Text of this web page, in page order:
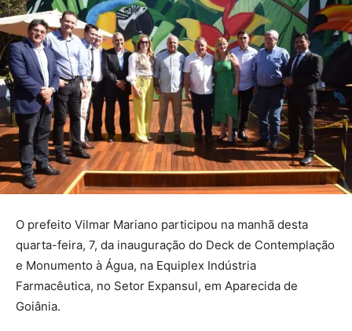
O prefeito Vilmar Mariano participou na manhã desta
quarta-feira, 7, da inauguração do Deck de Contemplação
e Monumento à Água, na Equiplex Indústria
Farmacêutica, no Setor Expansul, em Aparecida de
Goiânia.